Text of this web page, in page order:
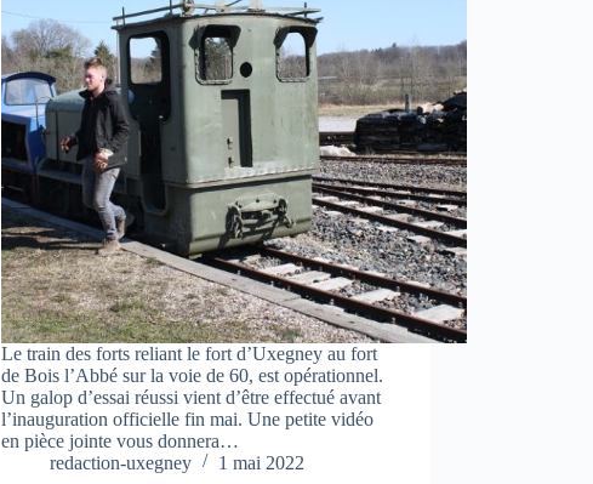
Le train des forts reliant le fort d’Uxegney au fort
de Bois l’Abbé sur la voie de 60, est opérationnel.
Un galop d’essai réussi vient d’être effectué avant
l’inauguration officielle fin mai. Une petite vidéo
en pièce jointe vous donnera…
redaction-uxegney
1 mai 2022